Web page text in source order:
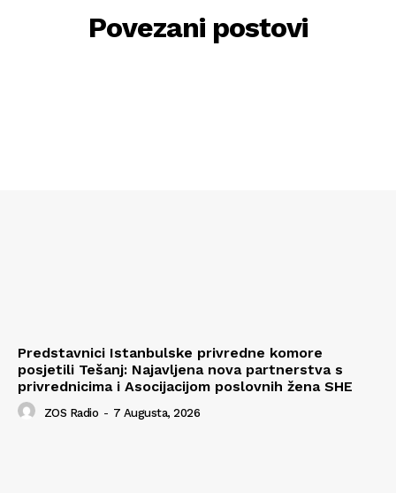
Povezani postovi
Predstavnici Istanbulske privredne komore
posjetili Tešanj: Najavljena nova partnerstva s
privrednicima i Asocijacijom poslovnih žena SHE
ZOS Radio - 7 Augusta, 2026